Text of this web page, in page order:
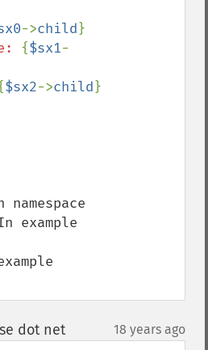
->child}
{$sx1-
$sx2->child}
dot net¶ 18 years ago